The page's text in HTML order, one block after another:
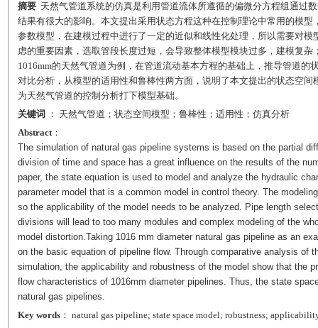
摘要天然气管道系统的仿真是利用管道流体所遵循的偏微分方程组通过
结果有很大的影响。本文提出采用状态方程这种在控制理论中常用的模
参数模型，在建模过程中进行了一定的近似和线性化处理，所以需要对
虑的重要因素，选取管段长度过短，会导致整体模型模块过多，建模复
1016mm的天然气管道为例，在管道流动基本方程的基础上，推导管道
对比分析，从模型的适用性和鲁棒性两方面，说明了本文提出的状态空
为天然气管道的控制分析打下模型基础。
关键词
： 天然气管道；状态空间模型；鲁棒性；适用性；仿真分析
Abstract：
The simulation of natural gas pipeline systems is based on the partial
division of time and space has a great influence on the results of the
paper, the state equation is used to model and analyze the hydraulic
parameter model that is a common model in control theory. The
so the applicability of the model needs to be analyzed. Pipe length
divisions will lead to too many modules and complex modeling of the
model distortion.Taking 1016 mm diameter natural gas pipeline as an
on the basic equation of pipeline flow. Through comparative analysis of
simulation, the applicability and robustness of the model show that the
flow characteristics of 1016mm diameter pipelines. Thus, the state
natural gas pipelines.
Key words： natural gas pipeline; state space model; robustness;